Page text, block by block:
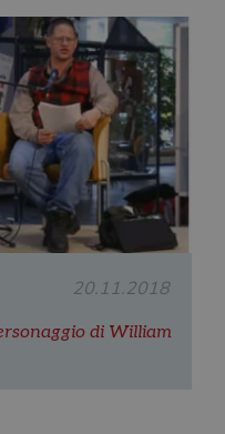
20.11.2018
di William